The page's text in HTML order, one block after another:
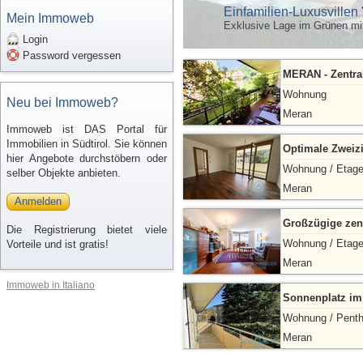
Mein Immoweb
Login
Password vergessen
Neu bei Immoweb?
Immoweb ist DAS Portal für
Immobilien in Südtirol. Sie können
hier Angebote durchstöbern oder
selber Objekte anbieten.
Anmelden
Die Registrierung bietet viele
Vorteile und ist gratis!
Immoweb in Italiano
Einfamilien-Luxusvillen
Exklusive Lage im Grünen
MERAN -
Wohnung
Meran
Optimale
Wohnung / Etage
Meran
Großzügige
Wohnung / Etage
Meran
Sonnenplatz
Wohnung /
Meran